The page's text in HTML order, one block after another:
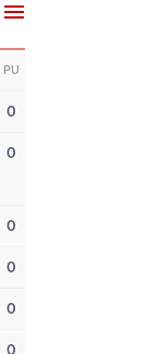
PU
0
0
0
0
0
0